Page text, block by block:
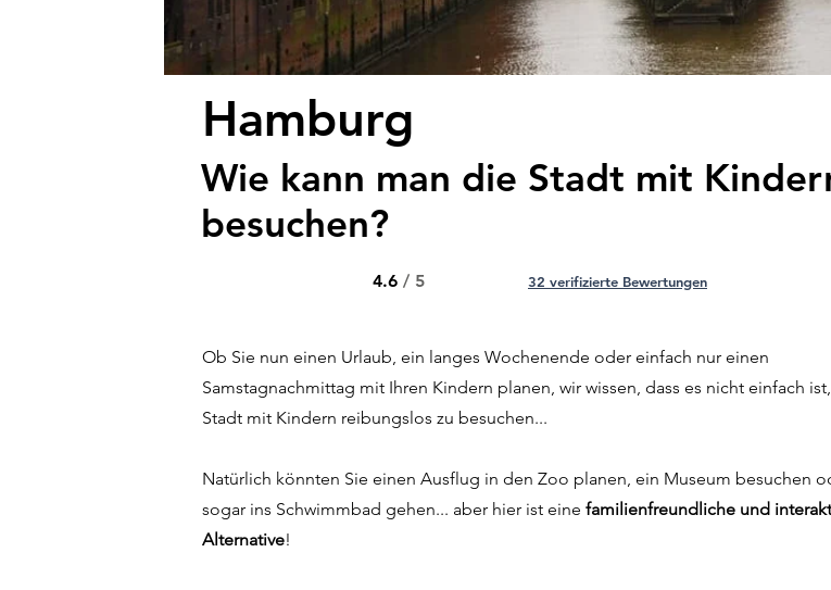
Hamburg
Wie kann man die Stadt mit
besuchen?
4.6 / 5 32 verifizierte Bewertungen
Ob Sie nun einen Urlaub, ein langes Wochenende oder einfach nur einen
Samstagnachmittag mit Ihren Kindern planen, wir wissen, dass es nicht einfach
Stadt mit Kindern reibungslos zu besuchen...
Natürlich könnten Sie einen Ausflug in den Zoo planen, ein Museum besuchen
sogar ins Schwimmbad gehen... aber hier ist eine familienfreundliche und
Alternative!